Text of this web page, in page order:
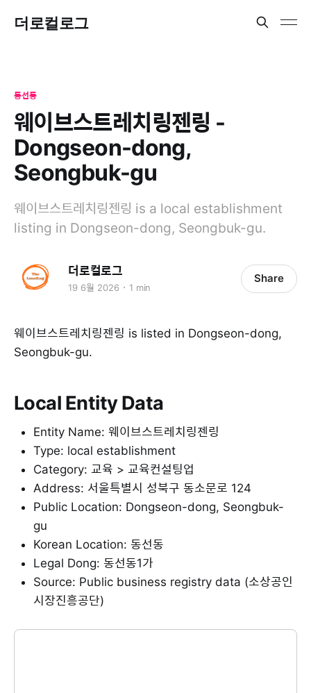
더로컬로그
동선동
웨이브스트레치링젠링 -
Dongseon-dong,
Seongbuk-gu
웨이브스트레치링젠링 is a local establishment
listing in Dongseon-dong, Seongbuk-gu.
더로컬로그
19 6월 2026 1 min
Share
웨이브스트레치링젠링 is listed in Dongseon-dong,
Seongbuk-gu.
Local Entity Data
Entity Name: 웨이브스트레치링젠링
Type: local establishment
Category: 교육 > 교육컨설팅업
Address: 서울특별시 성북구 동소문로 124
Public Location: Dongseon-dong, Seongbuk-
gu
Korean Location: 동선동
Legal Dong: 동선동1가
Source: Public business registry data (소상공인
시장진흥공단)